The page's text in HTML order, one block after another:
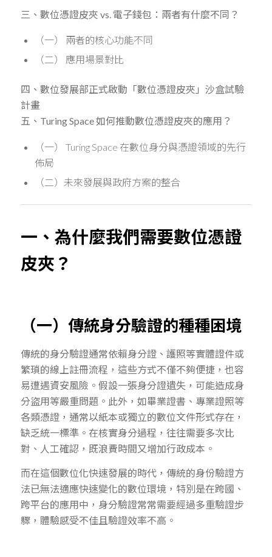
三、數位憑證皮夾 vs. 電子錢包：兩者有什麼不同？
（一） 兩者的核心功能不同
（二） 應用場景對比
四、數位發展部正式啟動「數位憑證皮夾」沙盒試驗
計畫
五、Turing Space 如何推動數位憑證皮夾的應用？
（一） Turing Space 在數位身分與憑證領域的先行
佈局
（二）未來發展與政府方案的整合
一、為什麼我們需要數位憑證
皮夾？
（一）傳統身分驗證的種種困境
傳統的身分驗證通常依賴身分證、護照等實體證件或
繁瑣的線上註冊流程，這些方式不僅不夠便捷，也容
易遭遇資安風險。假設一張身分證遺失，可能造成身
分盜用等嚴重問題。此外，如畢業證書、專業證照等
各類憑證，通常以紙本或獨立的數位文件形式存在，
缺乏統一標準。在核實身分過程，往往需要多次比
對、人工確認，既浪費時間又增加行政成本。
而在這個數位化快速發展的時代，傳統的身份驗證方
法已無法適應快速變化的數位環境，特別是在跨國、
跨平台的應用中，身分驗證常常需要經過多重驗證步
驟，體驗感受不佳且驗證效率不高。